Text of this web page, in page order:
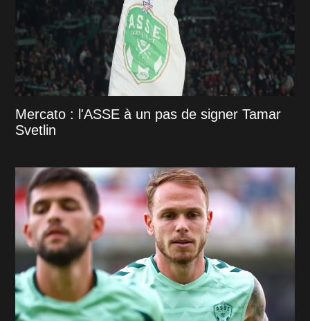
Mercato : l'ASSE à un pas de signer Tamar
Svetlin